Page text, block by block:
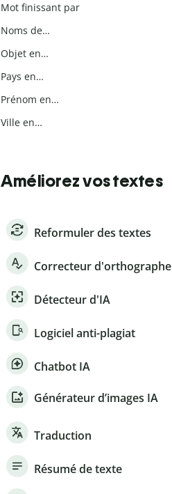
Mot finissant par
Noms de…
Objet en…
Pays en…
Prénom en…
Ville en…
Améliorez vos textes
Reformuler des textes
Correcteur d'orthographe
Détecteur d'IA
Logiciel anti-plagiat
Chatbot IA
Générateur d’images IA
Traduction
Résumé de texte